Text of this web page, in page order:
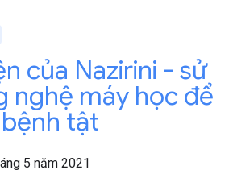
của Nazirini - sử
nghệ máy học để
tật
5 năm 2021